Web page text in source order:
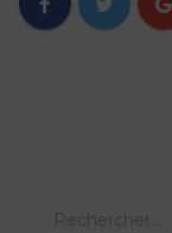
R
Rechercher…